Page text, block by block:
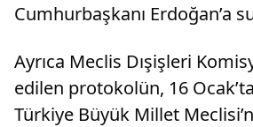
Cumhurbaşkanı Erdoğan’a
Ayrıca Meclis Dışişleri
edilen protokolün, 16
Türkiye Büyük Millet